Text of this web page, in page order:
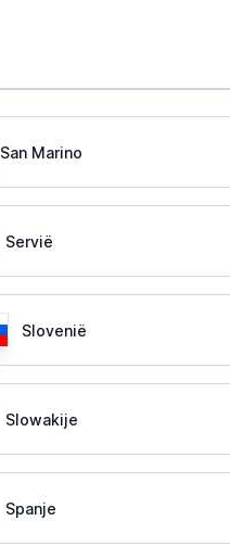
San Marino
Servië
Slovenië
Slowakije
Spanje